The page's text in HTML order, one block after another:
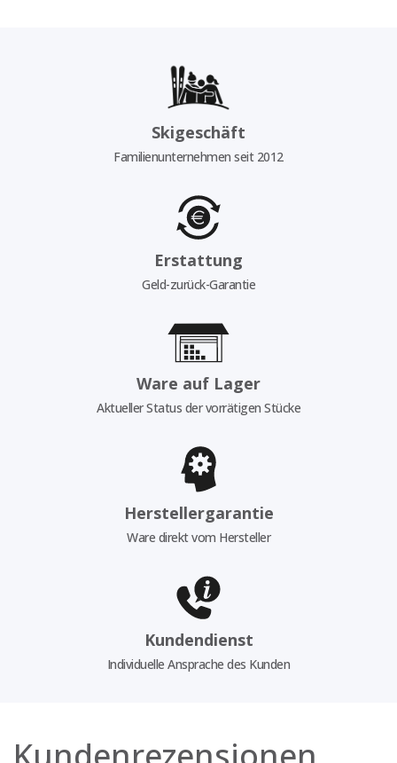
Skigeschäft
Familienunternehmen seit 2012
Erstattung
Geld-zurück-Garantie
Ware auf Lager
Aktueller Status der vorrätigen Stücke
Herstellergarantie
Ware direkt vom Hersteller
Kundendienst
Individuelle Ansprache des Kunden